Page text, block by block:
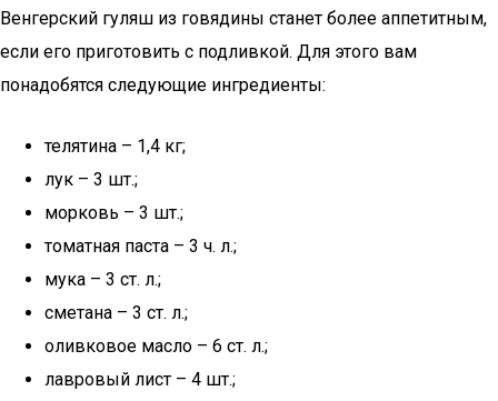
Венгерский гуляш из говядины станет более аппетитным,
если его приготовить с подливкой. Для этого вам
понадобятся следующие ингредиенты:
телятина – 1,4 кг;
лук – 3 шт.;
морковь – 3 шт.;
томатная паста – 3 ч. л.;
мука – 3 ст. л.;
сметана – 3 ст. л.;
оливковое масло – 6 ст. л.;
лавровый лист – 4 шт.;